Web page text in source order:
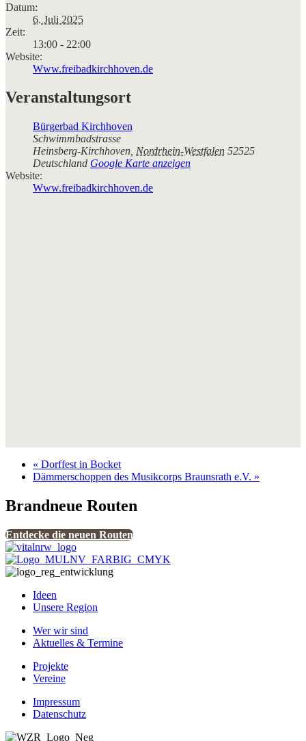
Datum:
6. Juli 2025
Zeit:
13:00 - 22:00
Website:
Www.freibadkirchhoven.de
Veranstaltungsort
Bürgerbad Kirchhoven
Schwimmbadstrasse
Heinsberg-Kirchhoven Nordrhein-Westfalen 52525
Deutschland Google Karte anzeigen
Website:
Www.freibadkirchhoven.de
« Dorffest in Bocket
Dämmerschoppen des Musikcorps Braunsrath e.V. »
Brandneue Routen
Entdecke die neuen Routen
Ideen
Unsere Region
Wer wir sind
Aktuelles & Termine
Projekte
Vereine
Impressum
Datenschutz